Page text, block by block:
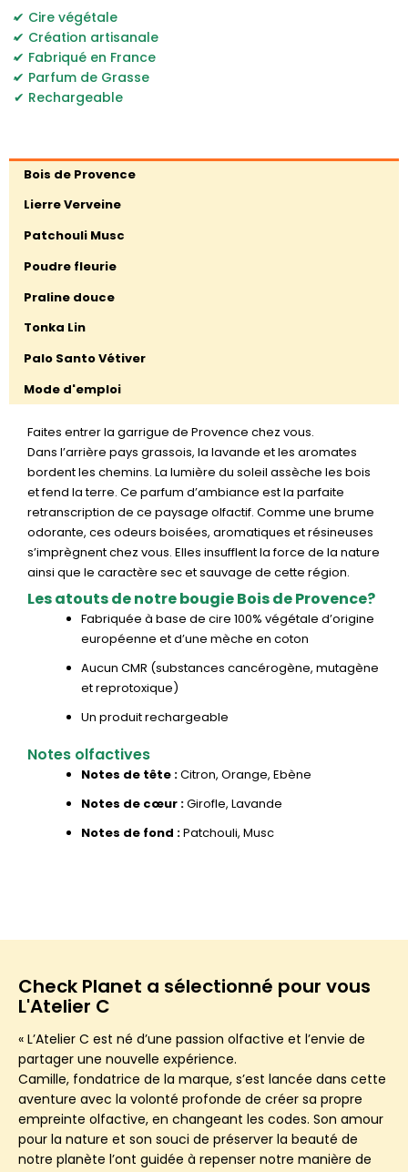
Cire végétale
,
Création artisanale
,
Fabriqué en France
,
Parfum de Grasse
,
Rechargeable
Bois de Provence
Lierre Verveine
Patchouli Musc
Poudre fleurie
Praline douce
Tonka Lin
Palo Santo Vétiver
Mode d'emploi
Faites entrer la garrigue de Provence chez vous.
Dans l’arrière pays grassois, la lavande et les aromates
bordent les chemins. La lumière du soleil assèche les bois
et fend la terre. Ce parfum d’ambiance est la parfaite
retranscription de ce paysage olfactif. Comme une brume
odorante, ces odeurs boisées, aromatiques et résineuses
s’imprègnent chez vous. Elles insufflent la force de la nature
ainsi que le caractère sec et sauvage de cette région.
Les atouts de notre bougie Bois de Provence?
Fabriquée à base de cire 100% végétale d’origine
européenne et d’une mèche en coton
Aucun CMR (substances cancérogène, mutagène
et reprotoxique)
Un produit rechargeable
Notes olfactives
Notes de tête :Citron, Orange, Ebène
Notes de cœur :Girofle, Lavande
Notes de fond :Patchouli, Musc
Check Planet a sélectionné pour vous
L'Atelier C
« L’Atelier C est né d’une passion olfactive et l’envie de
partager une nouvelle expérience.
Camille, fondatrice de la marque, s’est lancée dans cette
aventure avec la volonté profonde de créer sa propre
empreinte olfactive, en changeant les codes. Son amour
pour la nature et son souci de préserver la beauté de
notre planète l’ont guidée à repenser notre manière de